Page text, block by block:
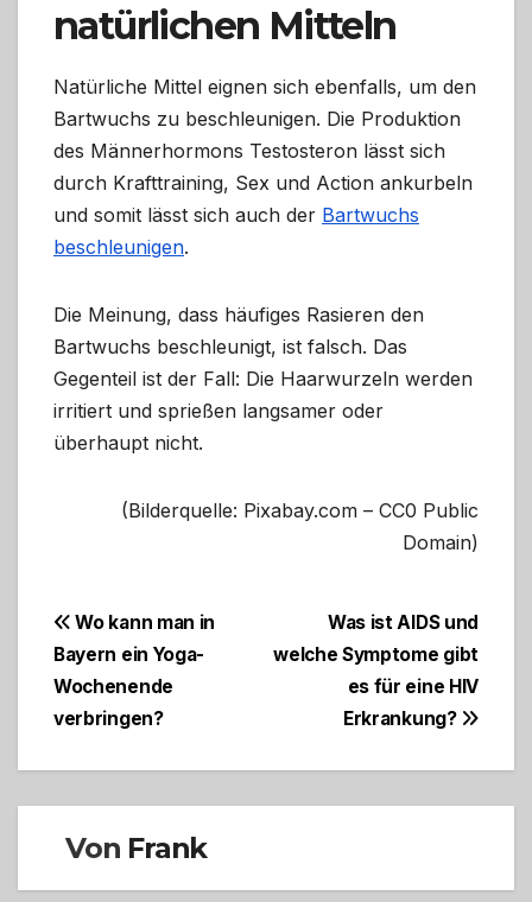
natürlichen Mitteln
Natürliche Mittel eignen sich ebenfalls, um den
Bartwuchs zu beschleunigen. Die Produktion
des Männerhormons Testosteron lässt sich
durch Krafttraining, Sex und Action ankurbeln
und somit lässt sich auch der Bartwuchs
beschleunigen.
Die Meinung, dass häufiges Rasieren den
Bartwuchs beschleunigt, ist falsch. Das
Gegenteil ist der Fall: Die Haarwurzeln werden
irritiert und sprießen langsamer oder
überhaupt nicht.
(Bilderquelle: Pixabay.com – CC0 Public
Domain)
BeitragsnavigationWas ist AIDS und
welche Symptome gibt
es für eine HIV
Erkrankung?
Wo kann man in
Bayern ein Yoga-
Wochenende
verbringen?
Von Frank